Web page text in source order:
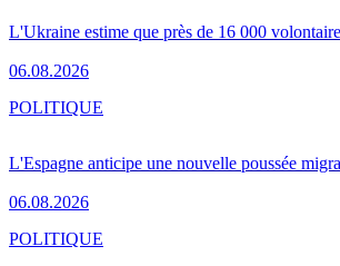
L'Ukraine estime que près de 16 000
06.08.2026
L'Espagne anticipe une nouvelle poussée
06.08.2026
POLITIQUE
POLITIQUE